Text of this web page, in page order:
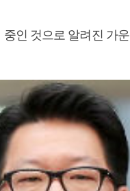
인 것으로 알려진 가운